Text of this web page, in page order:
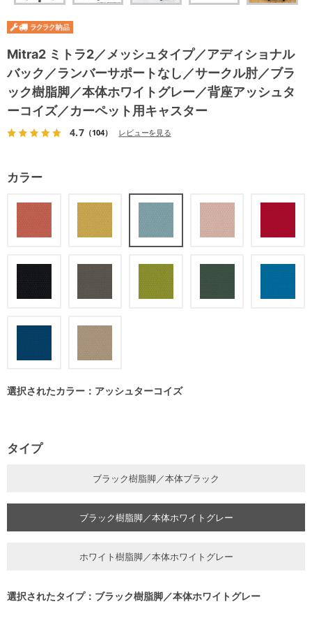
Mitra2 ミトラ2／メッシュタイプ／アディショナル
バック／ランバーサポートなし／サークル肘／ブラ
ック樹脂脚／本体ホワイトグレー／背座アッシュタ
ーコイズ／カーペット用キャスター
4.7（104） レビューを見る
カラー
選択されたカラー：アッシュターコイズ
タイプ
ブラック樹脂脚／本体ブラック
ブラック樹脂脚／本体ホワイトグレー
ホワイト樹脂脚／本体ホワイトグレー
選択されたタイプ：ブラック樹脂脚／本体ホワイトグレー